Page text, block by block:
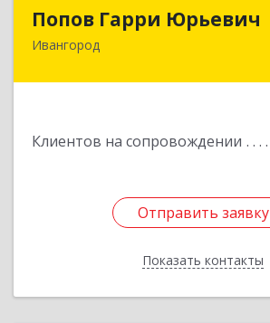
Попов Гарри Юрьевич
Ивангород
Клиентов на сопровождении
Отправить заявку
Показать контакты
Отправить заявку
Назад